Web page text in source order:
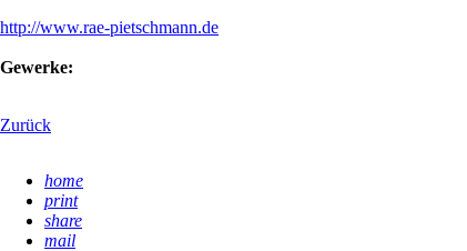
http://www.rae-pietschmann.de
Gewerke:
Zurück
home
print
share
mail